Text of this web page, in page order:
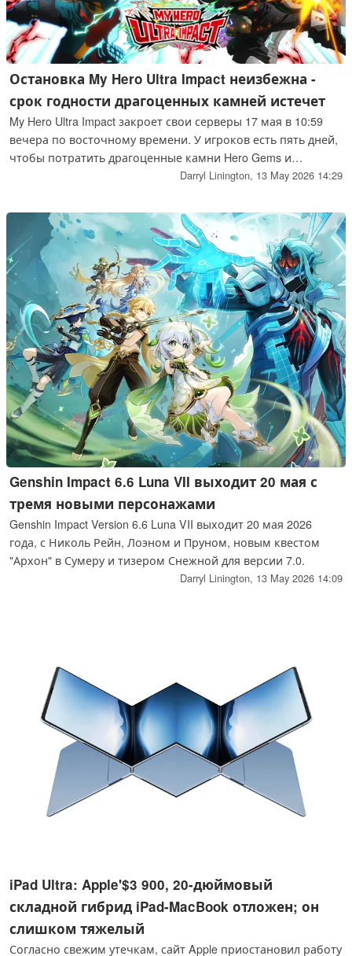
Остановка My Hero Ultra Impact неизбежна -
срок годности драгоценных камней истечет
My Hero Ultra Impact закроет свои серверы 17 мая в 10:59
вечера по восточному времени. У игроков есть пять дней,
чтобы потратить драгоценные камни Hero Gems и
получить ежедневные бесплатные 10-кратные очки до
Darryl Linington, 13 May 2026 14:29
Genshin Impact 6.6 Luna VII выходит 20 мая с
тремя новыми персонажами
Genshin Impact Version 6.6 Luna VII выходит 20 мая 2026
года, с Николь Рейн, Лоэном и Пруном, новым квестом
"Архон" в Сумеру и тизером Снежной для версии 7.0.
Darryl Linington, 13 May 2026 14:09
iPad Ultra: Apple'$3 900, 20-дюймовый
складной гибрид iPad-MacBook отложен; он
слишком тяжелый
Согласно свежим утечкам, сайт Apple приостановил работу